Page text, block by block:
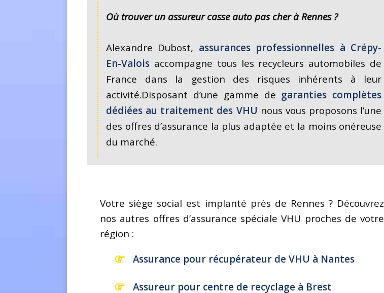
Où trouver un assureur casse auto pas cher à Rennes?
Alexandre Dubost, assurances professionnelles à Crépy-
En-Valois accompagne tous les recycleurs automobiles de
France dans la gestion des risques inhérents à leur
activité.Disposant d’une gamme de garanties complètes
dédiées au traitement des VHU nous vous proposons l’une
des offres d’assurance la plus adaptée et la moins onéreuse
du marché.
Votre siège social est implanté près de Rennes ? Découvrez
nos autres offres d’assurance spéciale VHU proches de votre
région :
Assurance pour récupérateur de VHU à Nantes
Assureur pour centre de recyclage à Brest